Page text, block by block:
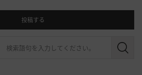
投稿する
検